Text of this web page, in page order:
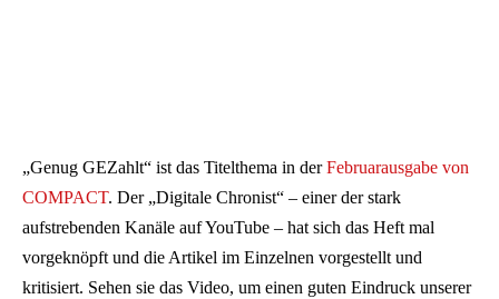
„Genug GEZahlt“ ist das Titelthema in derFebruarausgabe von
COMPACT. Der „Digitale Chronist“ – einer der stark
aufstrebenden Kanäle auf YouTube – hat sich das Heft mal
vorgeknöpft und die Artikel im Einzelnen vorgestellt und
kritisiert. Sehen sie das Video, um einen guten Eindruck unserer